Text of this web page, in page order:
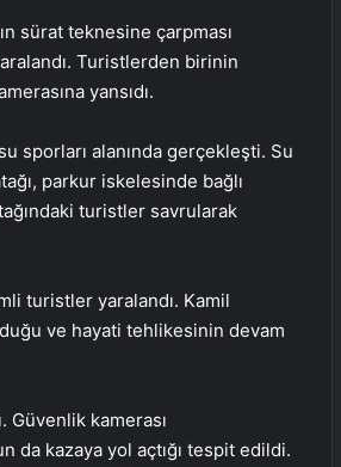
sürat teknesine çarpması
Turistlerden birinin
yansıdı.
sporları alanında gerçekleşti. Su
parkur iskelesinde bağlı
turistler savrularak
turistler yaralandı. Kamil
ve hayati tehlikesinin devam
Güvenlik kamerası
da kazaya yol açtığı tespit edildi.